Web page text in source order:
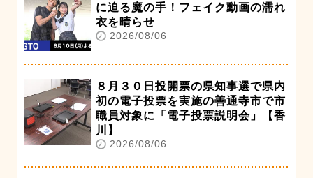
に迫る魔の手！フェイク動画の濡れ
衣を晴らせ
2026/08/06
８月３０日投開票の県知事選で県内
初の電子投票を実施の善通寺市で市
職員対象に「電子投票説明会」【香
川】
2026/08/06